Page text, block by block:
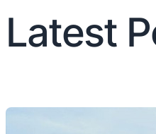
Latest